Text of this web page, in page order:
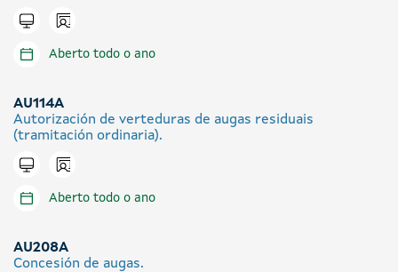
Tramitar en liña
Icono presencial
Aberto todo o ano
AU114A
Autorización de verteduras de augas residuais
(tramitación ordinaria).
Tramitar en liña
Icono presencial
Aberto todo o ano
AU208A
Concesión de augas.